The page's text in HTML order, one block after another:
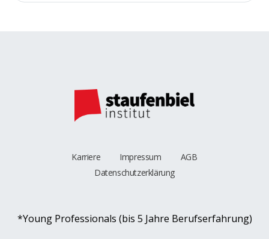
Karriere Impressum
AGB
Datenschutzerklärung
*Young Professionals (bis 5 Jahre Berufserfahrung)